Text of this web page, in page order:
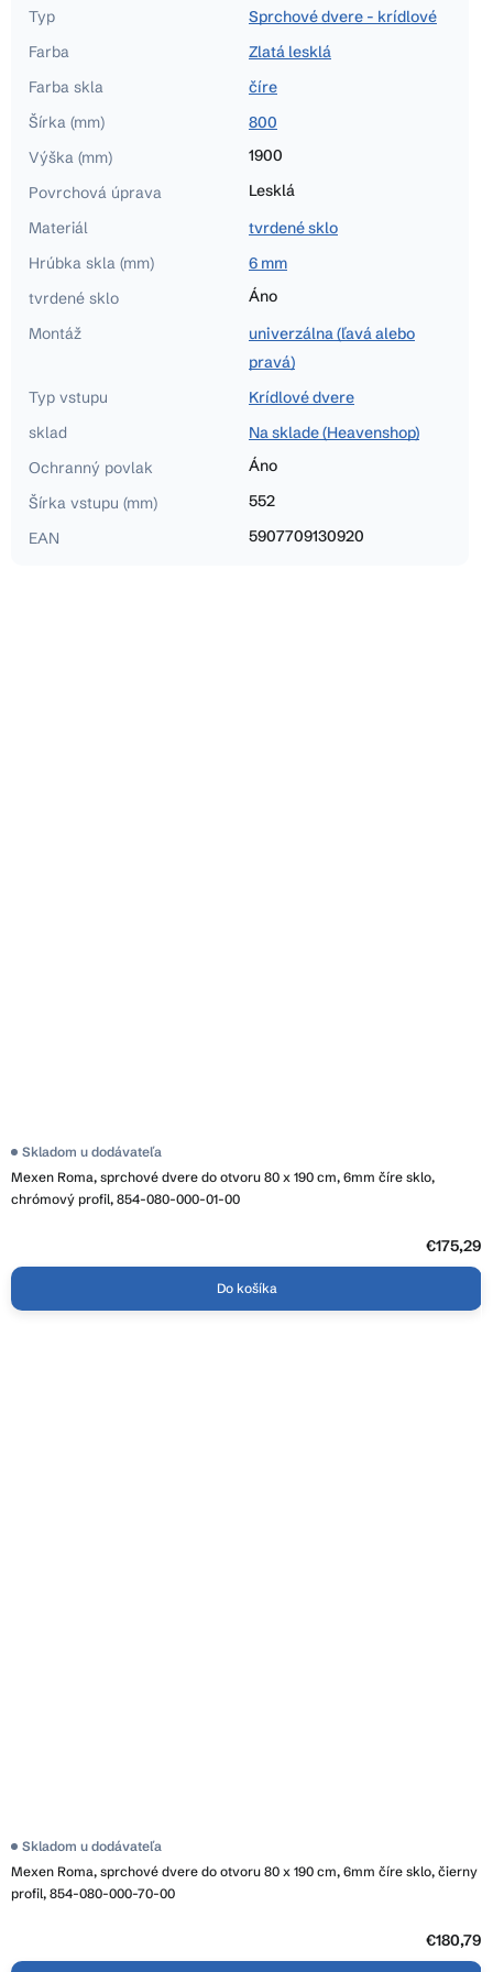
Typ
Sprchové dvere - krídlové
Farba
Zlatá lesklá
Farba skla
číre
Šírka (mm)
800
Výška (mm)
1900
Povrchová úprava
Lesklá
Materiál
tvrdené sklo
Hrúbka skla (mm)
6 mm
tvrdené sklo
Áno
Montáž
univerzálna (ľavá alebo
pravá)
Typ vstupu
Krídlové dvere
sklad
Na sklade (Heavenshop)
Ochranný povlak
Áno
Šírka vstupu (mm)
552
EAN
5907709130920
Mexen Roma, sprchové dvere do otvoru 80 x 190 cm, 6mm číre sklo,
chrómový profil, 854-080-000-01-00
Skladom u dodávateľa
€175,29
Do košíka
Mexen Roma, sprchové dvere do otvoru 80 x 190 cm, 6mm číre sklo, čierny
profil, 854-080-000-70-00
Skladom u dodávateľa
€180,79